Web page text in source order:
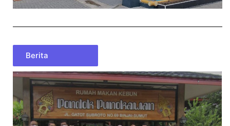
Berita